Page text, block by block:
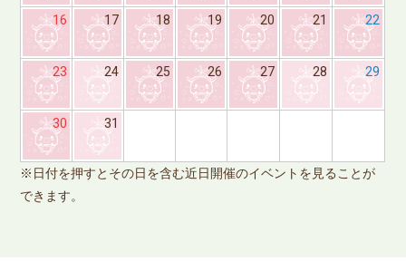
16 17 18 19 20 21 22
23 24 25 26 27 28 29
30 31
※日付を押すとその日を含む近日開催のイベントを見ることが
できます。